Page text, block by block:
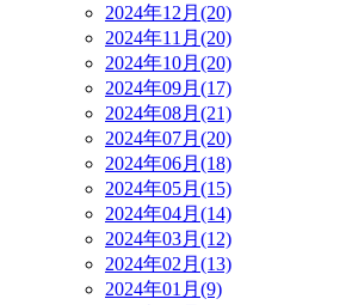
2024年12月(20)
2024年11月(20)
2024年10月(20)
2024年09月(17)
2024年08月(21)
2024年07月(20)
2024年06月(18)
2024年05月(15)
2024年04月(14)
2024年03月(12)
2024年02月(13)
2024年01月(9)